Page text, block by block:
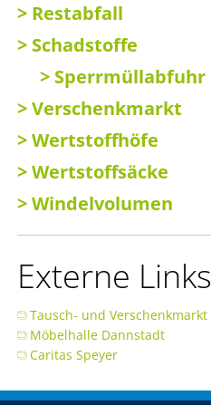
> Restabfall
> Schadstoffe
> Sperrmüllabfuhr
> Verschenkmarkt
> Wertstoffhöfe
> Wertstoffsäcke
> Windelvolumen
Externe Links
Tausch- und Verschenkmarkt
Möbelhalle Dannstadt
Caritas Speyer